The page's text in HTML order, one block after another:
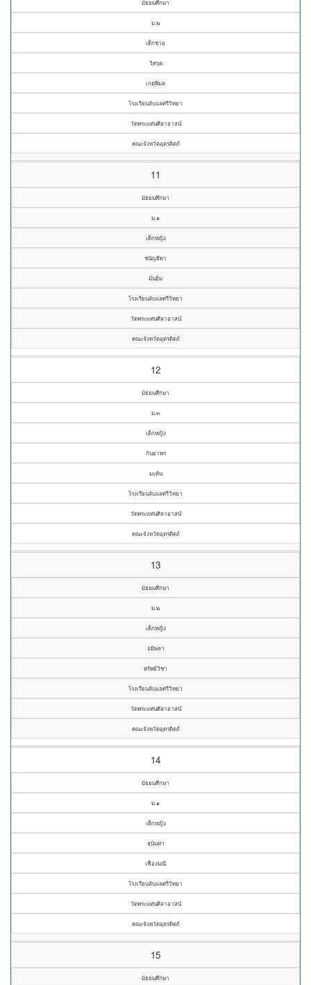
มัธยมศึกษา
ม.๒
เด็กชาย
วิศรุต
เกตุพิมล
โรงเรียนลับแลศรีวิทยา
วัดพระแท่นศิลาอาสน์
คณะจังหวัดอุตรดิตถ์
11
มัธยมศึกษา
ม.๑
เด็กหญิง
ชนัญธิดา
มั่นอิ่ม
โรงเรียนลับแลศรีวิทยา
วัดพระแท่นศิลาอาสน์
คณะจังหวัดอุตรดิตถ์
12
มัธยมศึกษา
ม.๓
เด็กหญิง
กันยาพร
มะตัน
โรงเรียนลับแลศรีวิทยา
วัดพระแท่นศิลาอาสน์
คณะจังหวัดอุตรดิตถ์
13
มัธยมศึกษา
ม.๒
เด็กหญิง
อมิษลา
ทรัพย์วิชา
โรงเรียนลับแลศรีวิทยา
วัดพระแท่นศิลาอาสน์
คณะจังหวัดอุตรดิตถ์
14
มัธยมศึกษา
ม.๑
เด็กหญิง
สุนันทา
เฟื่องมณี
โรงเรียนลับแลศรีวิทยา
วัดพระแท่นศิลาอาสน์
คณะจังหวัดอุตรดิตถ์
15
มัธยมศึกษา